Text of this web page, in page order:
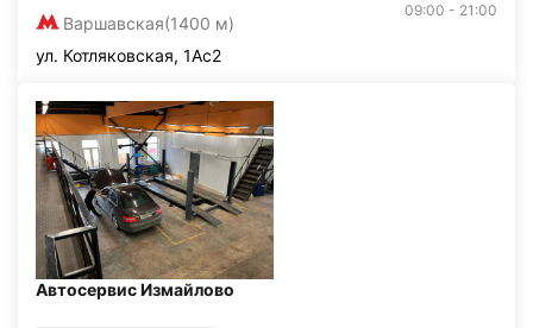
Варшавская(1400 м)
09:00 - 21:00
ул. Котляковская, 1Ас2
Автосервис Измайлово